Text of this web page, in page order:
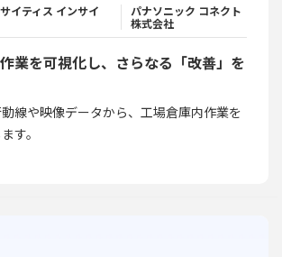
イティス インサイ
パナソニック コネクト
株式会社
業を可視化し、さらなる「改善」を
線や映像データから、工場倉庫内作業を
す。